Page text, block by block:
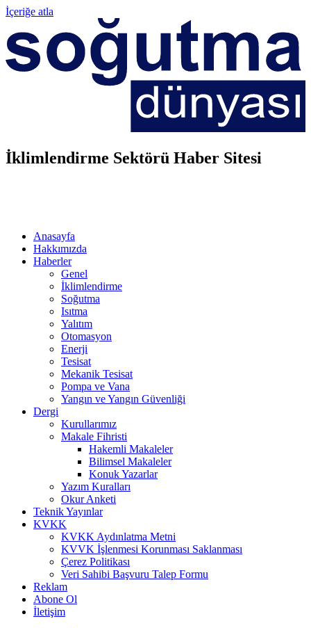
İçeriğe atla
İklimlendirme Sektörü Haber Sitesi
Anasayfa
Hakkımızda
Haberler
Genel
İklimlendirme
Soğutma
Isıtma
Yalıtım
Otomasyon
Enerji
Tesisat
Mekanik Tesisat
Pompa ve Vana
Yangın ve Yangın Güvenliği
Dergi
Kurullarımız
Makale Fihristi
Hakemli Makaleler
Bilimsel Makaleler
Konuk Yazarlar
Yazım Kuralları
Okur Anketi
Teknik Yayınlar
KVKK
KVKK Aydınlatma Metni
KVVK İşlenmesi Korunması Saklanması
Çerez Politikası
Veri Sahibi Başvuru Talep Formu
Reklam
Abone Ol
İletişim